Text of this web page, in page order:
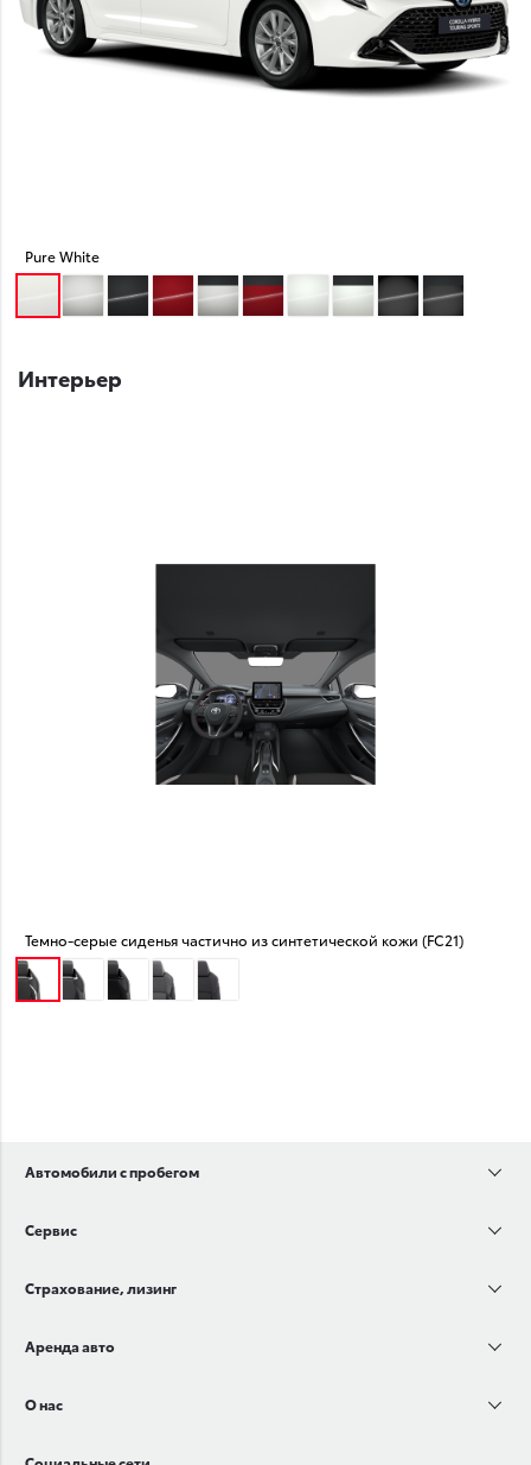
Pure White
Интерьер
Темно-серые сиденья частично из синтетической кожи (FC21)
Автомобили с пробегом
Сервис
Страхование, лизинг
Аренда авто
О нас